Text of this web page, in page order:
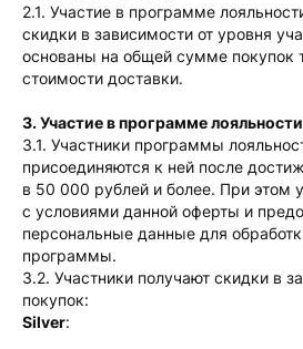
2.1. Участие в программе
скидки в зависимости от уровня
основаны на общей сумме покупок
стоимости доставки.
3. Участие в программе лояльности
3.1. Участники программы
присоединяются к ней после
в 50 000 рублей и более. При этом
с условиями данной оферты и
персональные данные для
программы.
3.2. Участники получают скидки в
покупок:
Silver: